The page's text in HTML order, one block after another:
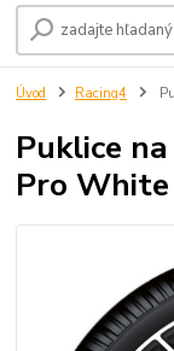
Úvod Racing4
Puklice
Pro